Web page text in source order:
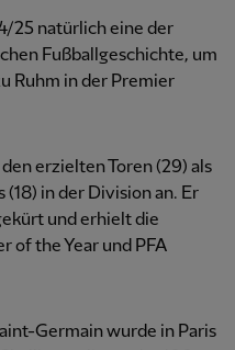
25 natürlich eine der
Fußballgeschichte, um
Ruhm in der Premier
erzielten Toren (29) als
in der Division an. Er
und erhielt die
of the Year und PFA
Germain wurde in Paris